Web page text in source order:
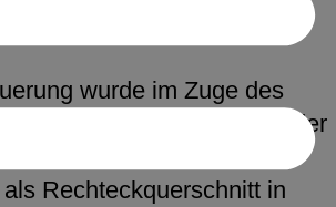
wurde im Zuge des
„Links der
Hierzu wurde ein
Rechteckquerschnitt in